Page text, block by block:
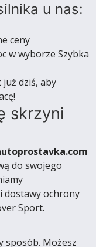
u nas:
ceny
w wyborze Szybka
dziś, aby
skrzyni
do swojego
dostawy ochrony
Sport.
sposób. Możesz